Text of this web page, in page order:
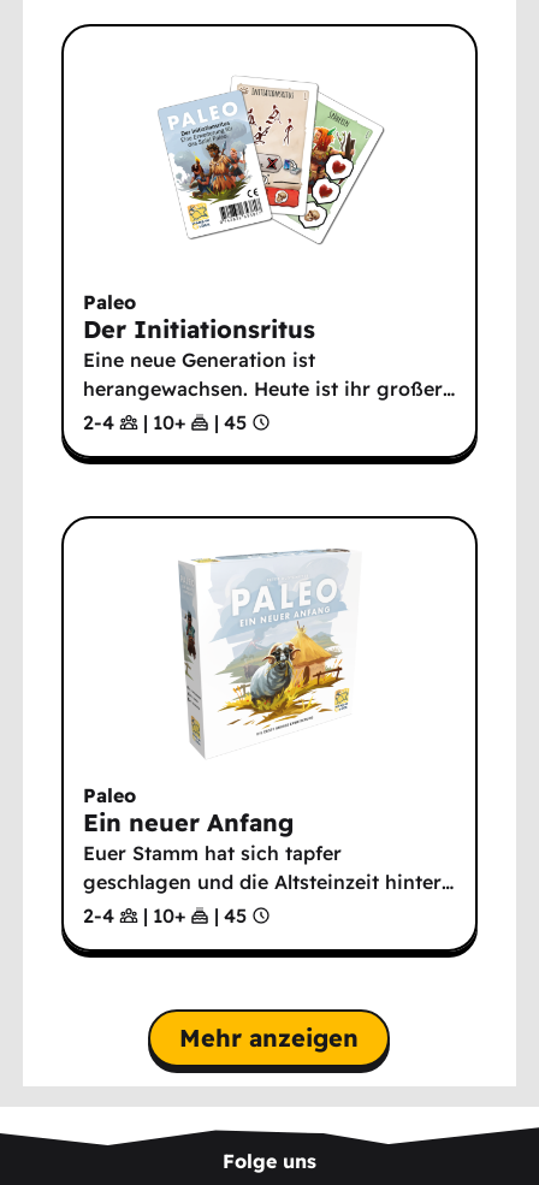
Paleo
Der Initiationsritus
Eine neue Generation ist
herangewachsen. Heute ist ihr großer…
2-4
| 10+ | 45
Paleo
Ein neuer Anfang
Euer Stamm hat sich tapfer
geschlagen und die Altsteinzeit hinter…
2-4
| 10+ | 45
Mehr anzeigen
Folge uns